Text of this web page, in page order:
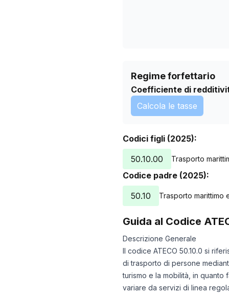
Regime forfettario
Coefficiente di
Calcola le tasse
Codici figli (2025):
50.10.00
Trasporto
Codice padre (2025):
50.10
Trasporto marittimo
Guida al Codice
Descrizione Generale
Il codice ATECO 50.10.0 si
di trasporto di persone
turismo e la mobilità, in
variare da servizi di linea